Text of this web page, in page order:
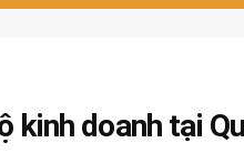
kinh doanh tại